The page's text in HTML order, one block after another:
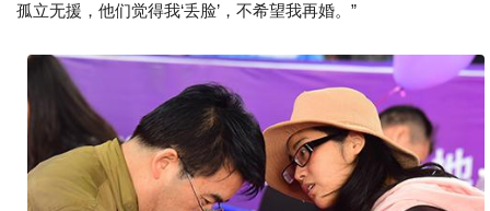
孤立无援，他们觉得我‘丢脸’，不希望我再婚。”